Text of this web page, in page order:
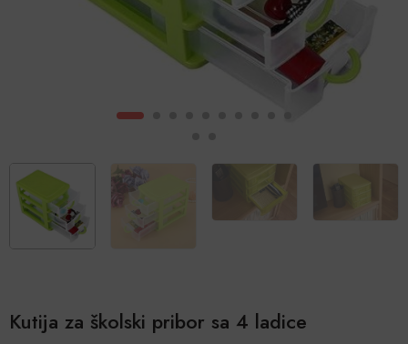
Kutija za školski pribor sa 4 ladice